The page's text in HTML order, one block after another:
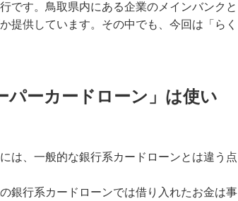
です。鳥取県内にある企業のメインバンクと
提供しています。その中でも、今回は「らく
パーカードローン」は使い
は、一般的な銀行系カードローンとは違う点
銀行系カードローンでは借り入れたお金は事